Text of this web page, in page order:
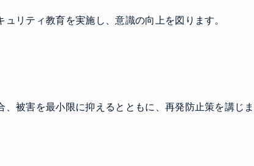
リティ教育を実施し、意識の向上を図ります。
被害を最小限に抑えるとともに、再発防止策を講じ